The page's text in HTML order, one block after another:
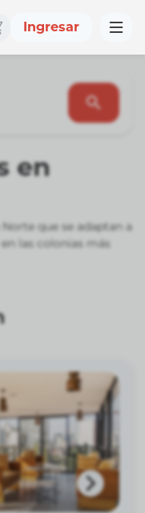
Ingresar
en
que se adaptan a
las colonias más